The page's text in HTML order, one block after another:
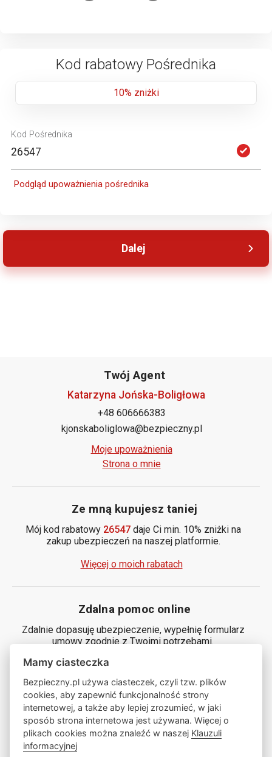
Kod rabatowy Pośrednika
10% zniżki
Kod Pośrednika
Podgląd upoważnienia pośrednika
Twój Agent
Katarzyna Jońska-Boligłowa
+48 606666383
kjonskaboliglowa@bezpieczny.pl
Moje upoważnienia
Strona o mnie
Ze mną kupujesz taniej
Mój kod rabatowy 26547daje Ci min. 10% zniżki na
zakup ubezpieczeń na naszej platformie.
Więcej o moich rabatach
Zdalna pomoc online
Zdalnie dopasuję ubezpieczenie, wypełnię formularz
umowy zgodnie z Twoimi potrzebami.
Zamów ze mną rozmowę
Mamy ciasteczka
Bezpieczny.pl używa ciasteczek, czyli tzw. plików
cookies, aby zapewnić funkcjonalność strony
internetowej, a także aby lepiej zrozumieć, w jaki
sposób strona internetowa jest używana. Więcej o
plikach cookies można znaleźć w naszej Klauzuli
informacyjnej